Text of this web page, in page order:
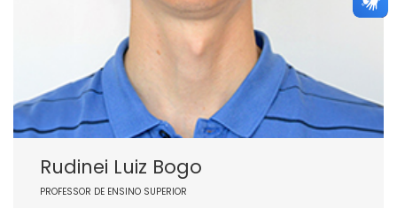
Rudinei Luiz Bogo
PROFESSOR DE ENSINO SUPERIOR